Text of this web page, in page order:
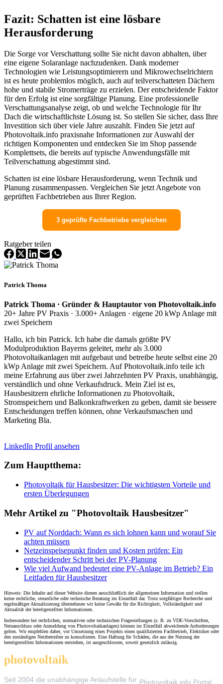
Fazit: Schatten ist eine lösbare
Herausforderung
Die Sorge vor Verschattung sollte Sie nicht davon abhalten, über
eine eigene Solaranlage nachzudenken. Dank moderner
Technologien wie Leistungsoptimierern und Mikrowechselrichtern
ist es heute problemlos möglich, auch auf teilverschatteten Dächern
hohe und stabile Stromerträge zu erzielen. Der entscheidende Faktor
für den Erfolg ist eine sorgfältige Planung. Eine professionelle
Verschattungsanalyse zeigt, ob und welche Technologie für Ihr
Dach die wirtschaftlichste Lösung ist. So stellen Sie sicher, dass Ihre
Investition sich über viele Jahre auszahlt. Finden Sie jetzt auf
Photovoltaik.info praxisnahe Informationen zur Auswahl der
richtigen Komponenten und entdecken Sie im Shop passende
Komplettsets, die bereits auf typische Anwendungsfälle mit
Teilverschattung abgestimmt sind.
Schatten ist eine lösbare Herausforderung, wenn Technik und
Planung zusammenpassen. Vergleichen Sie jetzt Angebote von
geprüften Fachbetrieben aus Ihrer Region.
3 geprüfte Fachbetriebe vergleichen
Ratgeber teilen
Patrick Thoma
Patrick Thoma · Gründer & Hauptautor von Photovoltaik.info
20+ Jahre PV Praxis · 3.000+ Anlagen · eigene 20 kWp Anlage mit
zwei Speichern
Hallo, ich bin Patrick. Ich habe die damals größte PV
Modulproduktion Bayerns geleitet, mehr als 3.000
Photovoltaikanlagen mit aufgebaut und betreibe heute selbst eine 20
kWp Anlage mit zwei Speichern. Auf Photovoltaik.info teile ich
meine Erfahrung aus über zwei Jahrzehnten PV Praxis, unabhängig,
verständlich und ohne Verkaufsdruck. Mein Ziel ist es,
Hausbesitzern ehrliche Informationen zu Photovoltaik,
Stromspeichern und Balkonkraftwerken zu geben, damit sie bessere
Entscheidungen treffen können, ohne Verkaufsmaschen und
Marketing Bla.
LinkedIn Profil ansehen
Zum Hauptthema:
Photovoltaik für Hausbesitzer: Die wichtigsten Vorteile und
ersten Überlegungen
Mehr Artikel zu "Photovoltaik Hausbesitzer"
PV auf Norddach: Wann es sich lohnen kann und worauf Sie
achten müssen
Netzeinspeisepunkt finden und Kosten prüfen: Ein
entscheidender Schritt bei der PV-Planung
Wie viel Aufwand bedeutet eine PV-Anlage im Betrieb? Ein
Leitfaden für Hausbesitzer
Hinweis: Die Inhalte auf dieser Website dienen ausschließlich der allgemeinen Information und stellen
keine rechtliche, steuerliche oder technische Beratung im Einzelfall dar. Trotz sorgfältiger Recherche und
regelmäßiger Aktualisierung übernehmen wir keine Gewähr für die Richtigkeit, Vollständigkeit und
Aktualität der bereitgestellten Informationen.
Insbesondere bei rechtlichen, normativen oder technischen Fragestellungen (z. B. zu VDE-Vorschriften,
Netzanschluss oder Anmeldung von Photovoltaikanlagen) können im Einzelfall abweichende Anforderungen
gelten. Wir empfehlen daher, vor Umsetzung eines Projekts einen qualifizierten Fachbetrieb, Elektriker oder
den zuständigen Netzbetreiber zu konsultieren. Eine Haftung für Schäden, die aus der Nutzung der
bereitgestellten Informationen entstehen, ist ausgeschlossen, soweit gesetzlich zulässig.
photovoltaik
Seit 2004 die unabhängige Anlaufstelle für Photovoltaik.info Portal